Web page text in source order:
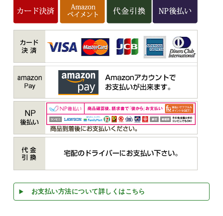
お支払い方法について詳しくはこちら